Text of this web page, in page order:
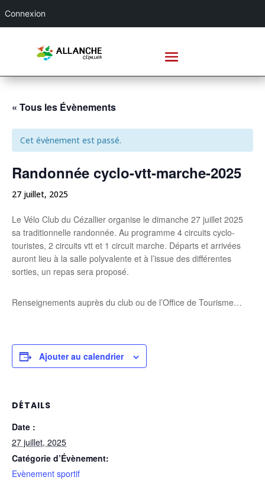
« Tous les Évènements
Cet évènement est passé.
Randonnée cyclo-vtt-marche-2025
27 juillet, 2025
Le Vélo Club du Cézallier organise le dimanche 27 juillet 2025
sa traditionnelle randonnée. Au programme 4 circuits cyclo-
touristes, 2 circuits vtt et 1 circuit marche. Départs et arrivées
auront lieu à la salle polyvalente et à l’issue des différentes
sorties, un repas sera proposé.
Renseignements auprès du club ou de l’Office de Tourisme…
Ajouter au calendrier
DÉTAILS
Date :
27 juillet, 2025
Catégorie d’Évènement:
Evènement sportif
Connexion